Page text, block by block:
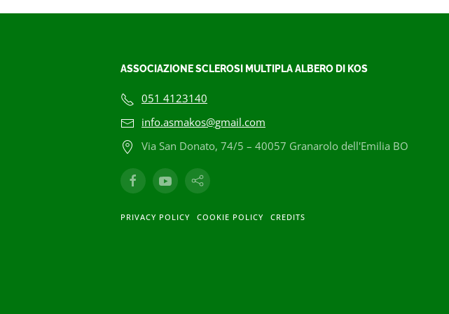
ASSOCIAZIONE SCLEROSI MULTIPLA ALBERO DI KOS
051 4123140
info.asmakos@gmail.com
Via San Donato, 74/5 – 40057 Granarolo dell'Emilia BO
PRIVACY POLICY COOKIE POLICY CREDITS